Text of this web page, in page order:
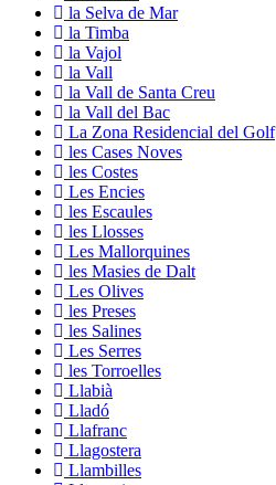
la Selva de Mar
la Timba
la Vajol
la Vall
la Vall de Santa Creu
la Vall del Bac
La Zona Residencial del Golf
les Cases Noves
les Costes
Les Encies
les Escaules
les Llosses
Les Mallorquines
les Masies de Dalt
Les Olives
les Preses
les Salines
Les Serres
les Torroelles
Llabià
Lladó
Llafranc
Llagostera
Llambilles